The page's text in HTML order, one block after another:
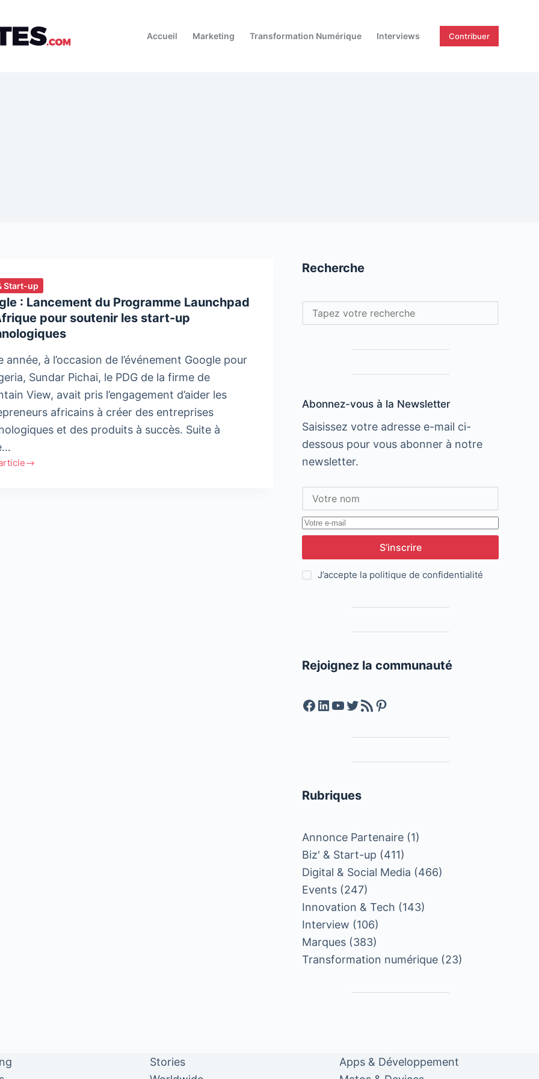
Accueil Marketing Transformation Numérique Interviews Contribuer
Start-up
: Lancement du Programme Launchpad
pour soutenir les start-up
année, à l’occasion de l’événement Google pour
Sundar Pichai, le PDG de la firme de
View, avait pris l’engagement d’aider les
africains à créer des entreprises
et des produits à succès. Suite à
Recherche
Rechercher
Abonnez-vous à la Newsletter
Saisissez votre adresse e-mail ci-
dessous pour vous abonner à notre
newsletter.
S’inscrire
J’accepte la politique de confidentialité
Rejoignez la communauté
Facebook
LinkedIn
YouTube
Twitter
Feed RSSPinterest
Rubriques
Annonce Partenaire (1)
Biz' & Start-up (411)
Digital & Social Media (466)
Events (247)
Innovation & Tech (143)
Interview (106)
Marques (383)
Transformation numérique (23)
Stories
Apps & Développement